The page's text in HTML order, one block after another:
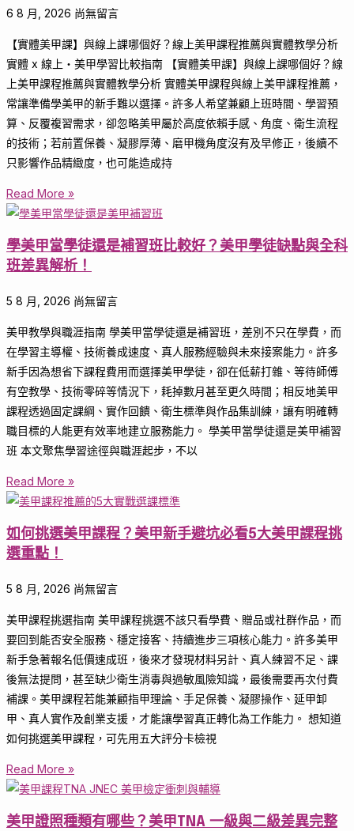
6 8 月, 2026 尚無留言
【實體美甲課】與線上課哪個好？線上美甲課程推薦與實體教學分析
實體 x 線上・美甲學習比較指南 【實體美甲課】與線上課哪個好？線
上美甲課程推薦與實體教學分析 實體美甲課程與線上美甲課程推薦，
常讓準備學美甲的新手難以選擇。許多人希望兼顧上班時間、學習預
算、反覆複習需求，卻忽略美甲屬於高度依賴手感、角度、衛生流程
的技術；若前置保養、凝膠厚薄、磨甲機角度沒有及早修正，後續不
只影響作品精緻度，也可能造成持
Read More »
學美甲當學徒還是補習班比較好？美甲學徒缺點與全科
班差異解析！
5 8 月, 2026 尚無留言
美甲教學與職涯指南 學美甲當學徒還是補習班，差別不只在學費，而
在學習主導權、技術養成速度、真人服務經驗與未來接案能力。許多
新手因為想省下課程費用而選擇美甲學徒，卻在低薪打雜、等待師傅
有空教學、技術零碎等情況下，耗掉數月甚至更久時間；相反地美甲
課程透過固定課綱、實作回饋、衛生標準與作品集訓練，讓有明確轉
職目標的人能更有效率地建立服務能力。 學美甲當學徒還是美甲補習
班 本文聚焦學習途徑與職涯起步，不以
Read More »
如何挑選美甲課程？美甲新手避坑必看5大美甲課程挑
選重點！
5 8 月, 2026 尚無留言
美甲課程挑選指南 美甲課程挑選不該只看學費、贈品或社群作品，而
要回到能否安全服務、穩定接客、持續進步三項核心能力。許多美甲
新手急著報名低價速成班，後來才發現材料另計、真人練習不足、課
後無法提問，甚至缺少衛生消毒與過敏風險知識，最後需要再次付費
補課。美甲課程若能兼顧指甲理論、手足保養、凝膠操作、延甲卸
甲、真人實作及創業支援，才能讓學習真正轉化為工作能力。 想知道
如何挑選美甲課程，可先用五大評分卡檢視
Read More »
美甲證照種類有哪些？美甲TNA 一級與二級差異完整